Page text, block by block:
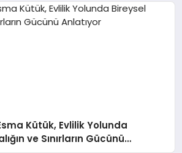
Kütük, Evlilik Yolunda
ve Sınırların Gücünü